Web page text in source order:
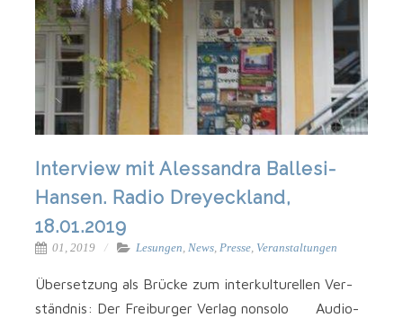
Interview mit Alessandra Ballesi-
Hansen. Radio Dreyeckland,
18.01.2019
01, 2019 Lesungen, News, Presse, Veranstaltungen
Über­set­zung als Brü­cke zum inter­kul­tu­rel­len Ver­
ständ­nis: Der Frei­bur­ger Ver­lag non­so­lo Audio-